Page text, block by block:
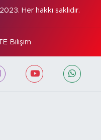
Her hakkı saklıdır.
Bilişim